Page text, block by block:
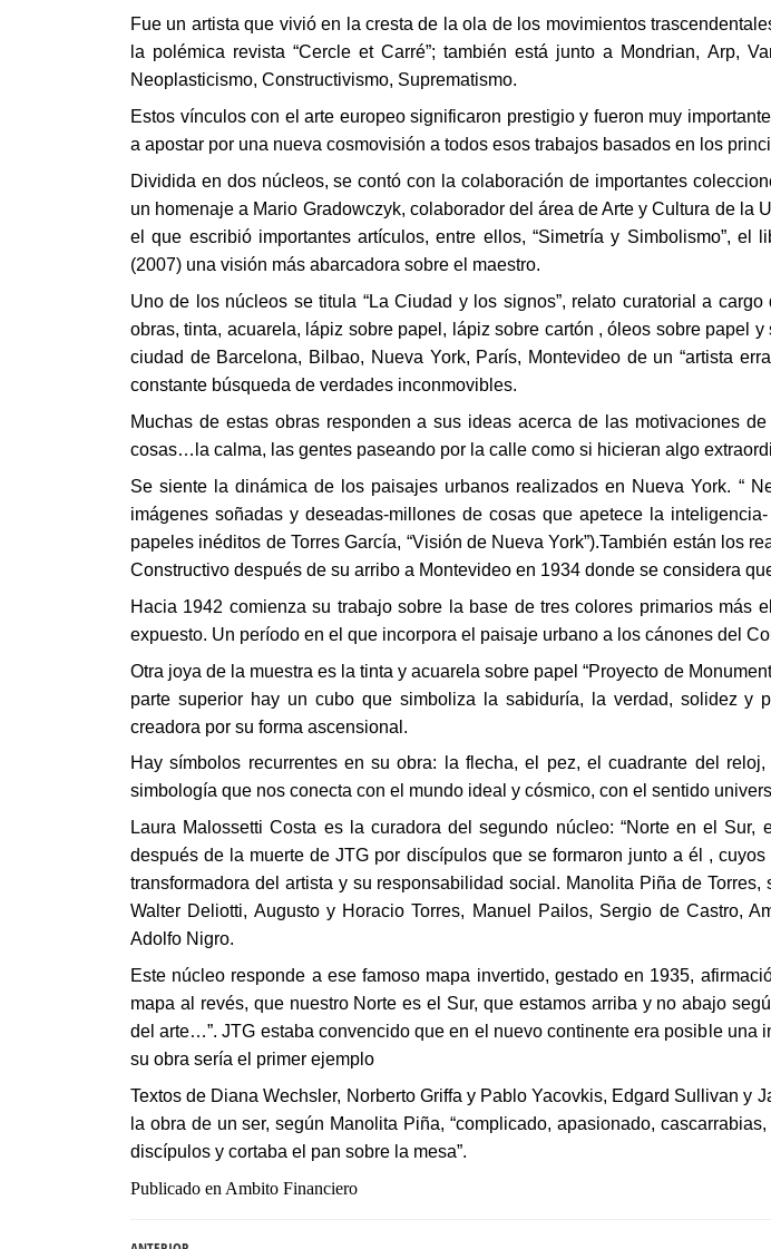
Fue un artista que vivió en la cresta de la ola de los movimientos
la polémica revista “Cercle et Carré”; también está junto a Mondrian, Arp,
Neoplasticismo, Constructivismo, Suprematismo.
Estos vínculos con el arte europeo significaron prestigio y fueron muy
a apostar por una nueva cosmovisión a todos esos trabajos basados en los
Dividida en dos núcleos, se contó con la colaboración de importantes
un homenaje a Mario Gradowczyk, colaborador del área de Arte y Cultura de
el que escribió importantes artículos, entre ellos, “Simetría y Simbolismo”, el
(2007) una visión más abarcadora sobre el maestro.
Uno de los núcleos se titula “La Ciudad y los signos”, relato curatorial a
obras, tinta, acuarela, lápiz sobre papel, lápiz sobre cartón , óleos sobre papel
ciudad de Barcelona, Bilbao, Nueva York, París, Montevideo de un “artista
constante búsqueda de verdades inconmovibles.
Muchas de estas obras responden a sus ideas acerca de las motivaciones
cosas…la calma, las gentes paseando por la calle como si hicieran algo
Se siente la dinámica de los paisajes urbanos realizados en Nueva York. “
imágenes soñadas y deseadas-millones de cosas que apetece la
papeles inéditos de Torres García, “Visión de Nueva York”).También están los
Constructivo después de su arribo a Montevideo en 1934 donde se considera
Hacia 1942 comienza su trabajo sobre la base de tres colores primarios más
expuesto. Un período en el que incorpora el paisaje urbano a los cánones del
Otra joya de la muestra es la tinta y acuarela sobre papel “Proyecto de
parte superior hay un cubo que simboliza la sabiduría, la verdad, solidez y
creadora por su forma ascensional.
Hay símbolos recurrentes en su obra: la flecha, el pez, el cuadrante del
simbología que nos conecta con el mundo ideal y cósmico, con el sentido
Laura Malossetti Costa es la curadora del segundo núcleo: “Norte en el
después de la muerte de JTG por discípulos que se formaron junto a él ,
transformadora del artista y su responsabilidad social. Manolita Piña de
Walter Deliotti, Augusto y Horacio Torres, Manuel Pailos, Sergio de Castro,
Adolfo Nigro.
Este núcleo responde a ese famoso mapa invertido, gestado en 1935,
mapa al revés, que nuestro Norte es el Sur, que estamos arriba y no abajo
del arte…”. JTG estaba convencido que en el nuevo continente era posible una
su obra sería el primer ejemplo
Textos de Diana Wechsler, Norberto Griffa y Pablo Yacovkis, Edgard Sullivan
la obra de un ser, según Manolita Piña, “complicado, apasionado,
discípulos y cortaba el pan sobre la mesa”.
Publicado en Ambito Financiero